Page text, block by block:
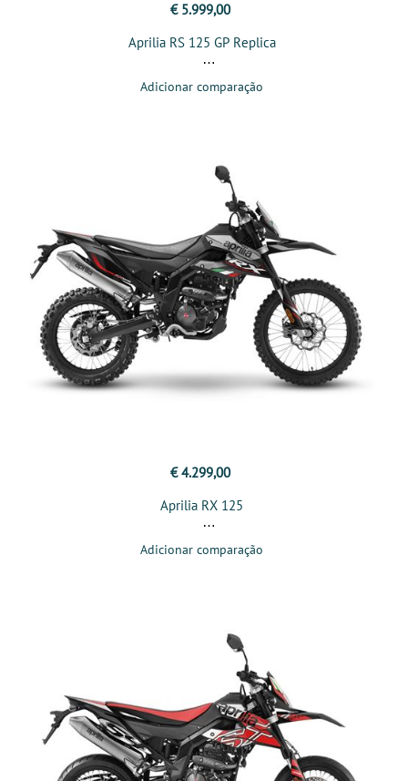
€ 5.999,00
Aprilia RS 125 GP Replica
Adicionar comparação
€ 4.299,00
Aprilia RX 125
Adicionar comparação